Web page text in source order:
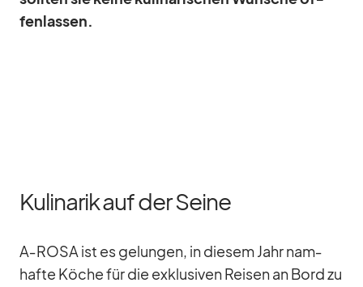
fenlas­sen.
Kulinarik auf der Seine
A‑ROSA ist es ge­lun­gen, in die­sem Jahr nam­
hafte Kö­che für die ex­klu­si­ven Rei­sen an Bord zu